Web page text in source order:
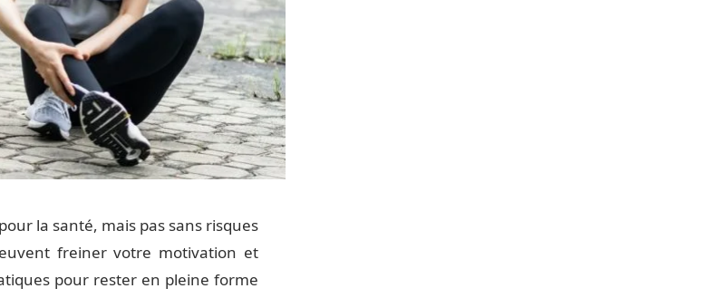
la santé, mais pas sans risques
freiner votre motivation et
pour rester en pleine forme